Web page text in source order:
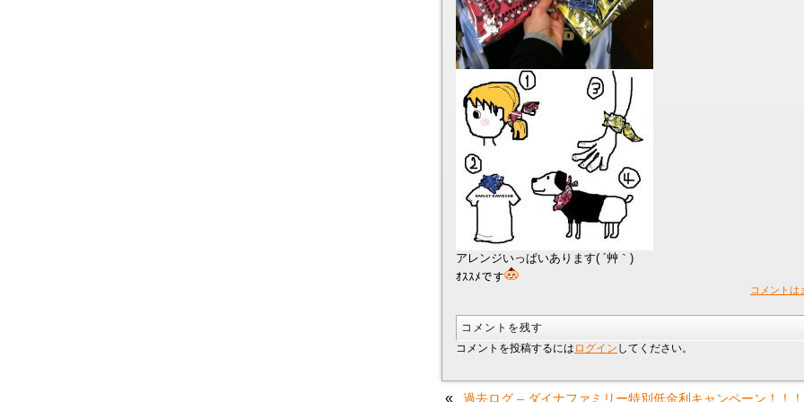
アレンジいっぱいあります( ´艸｀)
ｵｽｽﾒです
コメントは
コメントを残す
コメントを投稿するには ログイン してください。
« 過去ログ – ダイナファミリー特別低金利キャンペーン！！！